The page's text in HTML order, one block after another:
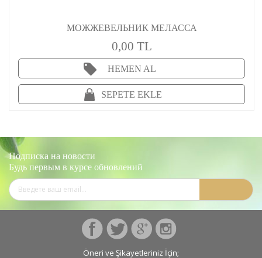
МОЖЖЕВЕЛЬНИК МЕЛАССА
0,00 TL
HEMEN AL
SEPETE EKLE
Подписка на новости
Будь первым в курсе обновлений
Öneri ve Şikayetleriniz İçin;